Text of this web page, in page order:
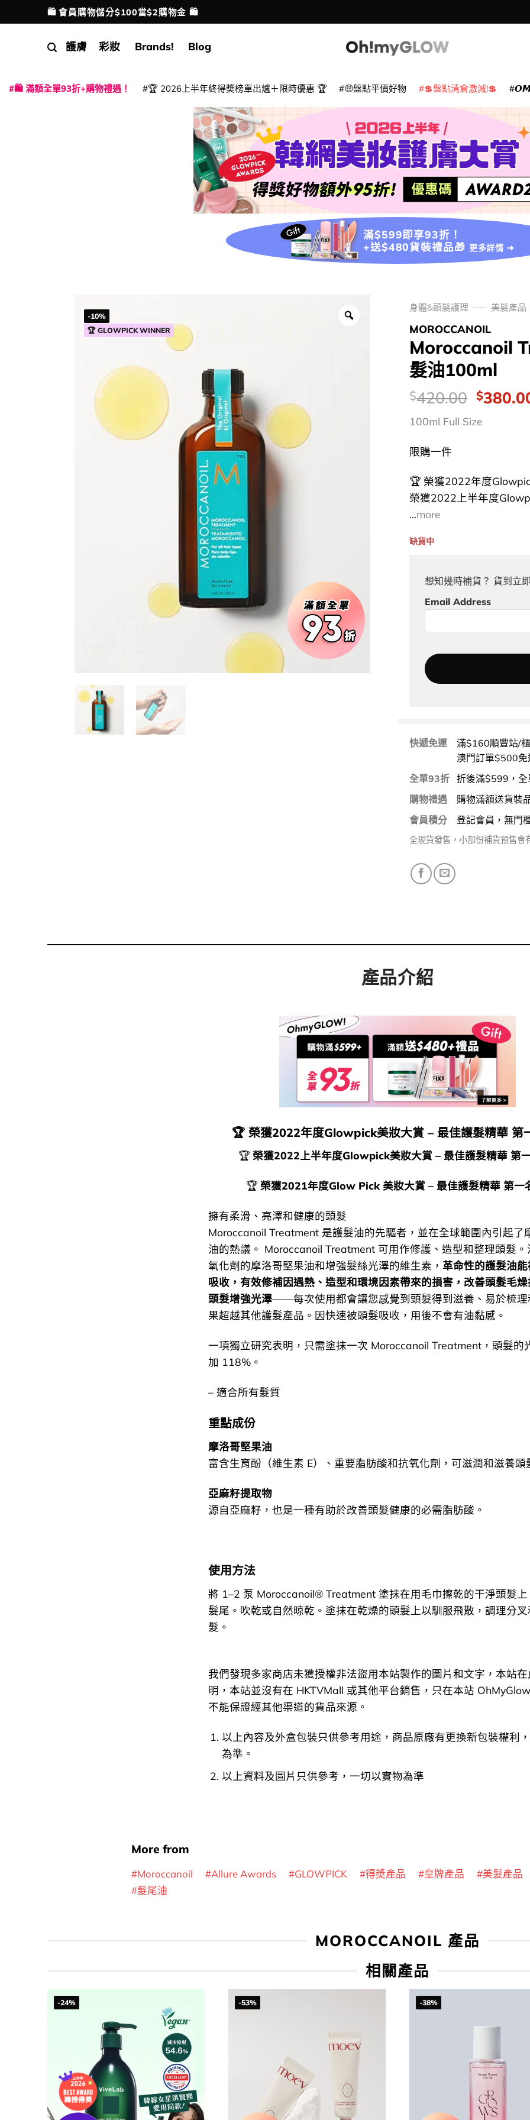
to
配送港澳
🛍️ 會員購物儲分$100當$2購物金 🛍️
護膚 彩妝 Brands! Blog
🛍️ 滿額全單93折+購物禮遇！ 🏆 2026上半年終得奬榜單出爐＋限時優惠 🏆 🤑盤點平價好物 💲盤點清倉激減!💲
滿$599即享93折！
+送$480貨裝禮品🎁 更多詳情 ➜
-10%
🏆 GLOWPICK WINNER
身體&頭髮護理 美髮產品
MOROCCANOIL
Moroccanoil
髮油100ml
價
$420.00
was:
$
100ml Full Size
限購一件
🏆 榮獲2022年度
榮獲2022上半年度
...more
缺貨中
想知幾時補貨？ 貨到立
Email Address
快遞免運
滿$160順豐站/
澳門訂單$500免
全單93折 折後滿$599，全
購物禮遇
購物滿額送貨裝
會員積分
登記會員，無門
全現貨發售，小部份補貨預售會
產品介紹
🏆 榮獲2022年度Glowpick美妝大賞 – 最佳護髮精華 第
🏆 榮獲2022上半年度Glowpick美妝大賞 – 最佳護髮精華 第
🏆 榮獲2021年度Glow Pick 美妝大賞 – 最佳護髮精華 第一
擁有柔滑、亮澤和健康的頭髮
Moroccanoil Treatment 是護髮油的先驅者，並在全球範圍內引起了
油的熱議。 Moroccanoil Treatment 可用作修護、造型和整理頭髮。
氧化劑的摩洛哥堅果油和增強髮絲光澤的維生素， 革命性的護髮油
吸收，有效修補因遇熱、造型和環境因素帶來的損害，改善頭髮毛
頭髮增強光澤——每次使用都會讓您感覺到頭髮得到滋養、易於梳理
果超越其他護髮產品。因快速被頭髮吸收，用後不會有油黏感。
一項獨立研究表明，只需塗抹一次 Moroccanoil Treatment，頭髮的
加 118%。
– 適合所有髮質
重點成份
摩洛哥堅果油
富含生育酚（維生素 E）、重要脂肪酸和抗氧化劑，可滋潤和滋養頭
亞麻籽提取物
源自亞麻籽，也是一種有助於改善頭髮健康的必需脂肪酸。
使用方法
將 1–2 泵 Moroccanoil® Treatment 塗抹在用毛巾擦乾的干淨頭髮上
髮尾。吹乾或自然晾乾。塗抹在乾燥的頭髮上以馴服飛散，調理分
髮。
我們發現多家商店未獲授權非法盜用本站製作的圖片和文字，本站
明，本站並沒有在 HKTVMall 或其他平台銷售，只在本站
不能保證經其他渠道的貨品來源。
以上內容及外盒包裝只供參考用途，商品原廠有更換新包裝權利
為準。
以上資料及圖片只供參考，一切以實物為準
More from
Moroccanoil Allure Awards GLOWPICK 得奬產品 皇牌產品 美髮產品
髮尾油
MOROCCANOIL 產品
相關產品
-24% -53% -38%